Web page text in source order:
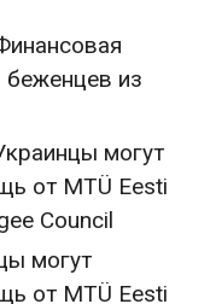
из
могут
от MTÜ Eesti
Council
могут
от MTÜ Eesti